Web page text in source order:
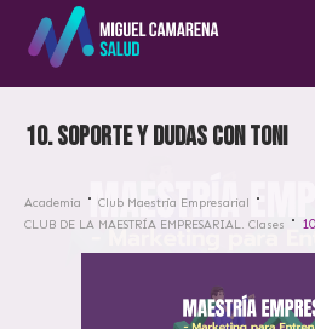
10. Soporte y Dudas con Toni
Academia
Club Maestría Empresarial
CLUB DE LA MAESTRÍA EMPRESARIAL. Clases